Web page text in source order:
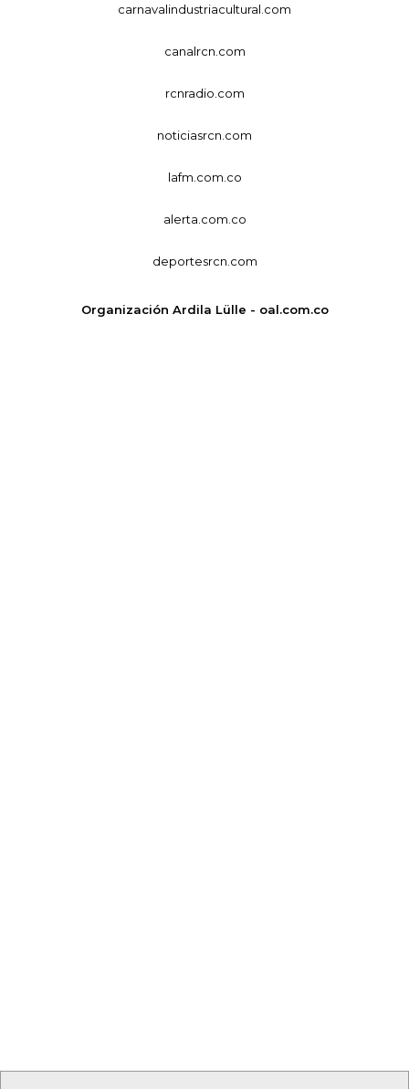
carnavalindustriacultural.com
canalrcn.com
rcnradio.com
noticiasrcn.com
lafm.com.co
alerta.com.co
deportesrcn.com
Organización Ardila Lülle - oal.com.co